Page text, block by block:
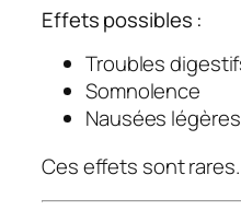
Effets possibles :
Troubles
Somnolence
Nausées légères
Ces effets sont rares.